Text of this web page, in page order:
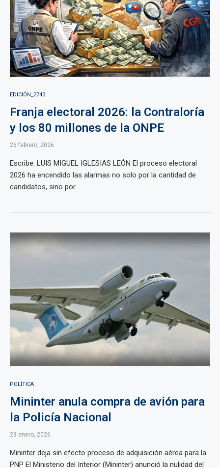
EDICIÓN_2743
Franja electoral 2026: la Contraloría
y los 80 millones de la ONPE
26 febrero, 2026
Escribe: LUIS MIGUEL IGLESIAS LEÓN El proceso electoral
2026 ha encendido las alarmas no solo por la cantidad de
candidatos, sino por ...
POLÍTICA
Mininter anula compra de avión para
la Policía Nacional
23 enero, 2026
Mininter deja sin efecto proceso de adquisición aérea para la
PNP El Ministerio del Interior (Mininter) anunció la nulidad del